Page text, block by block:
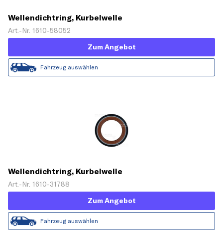
Wellendichtring, Kurbelwelle
Art.-Nr. 1610-58052
Zum Angebot
Fahrzeug auswählen
Wellendichtring, Kurbelwelle
Art.-Nr. 1610-31788
Zum Angebot
Fahrzeug auswählen